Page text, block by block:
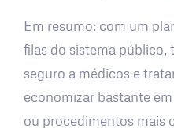
Em resumo: com um
filas do sistema público,
seguro a médicos e
economizar bastante
ou procedimentos mais